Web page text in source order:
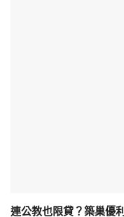
連公教也限貸？築巢優